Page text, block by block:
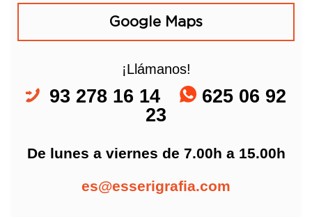
Google Maps
¡Llámanos!
93 278 16 14
625 06 92
23
De lunes a viernes de 7.00h a 15.00h
es@esserigrafia.com